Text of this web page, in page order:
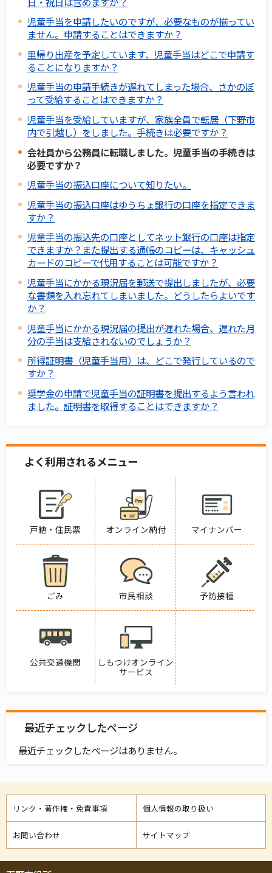
児童手当を申請したいのですが、必要なものが揃ってい
ません。申請することはできますか？
里帰り出産を予定しています、児童手当はどこで申請す
ることになりますか？
児童手当の申請手続きが遅れてしまった場合、さかのぼ
って受給することはできますか？
児童手当を受給していますが、家族全員で転居（下野市
内で引越し）をしました。手続きは必要ですか？
会社員から公務員に転職しました。児童手当の手続きは
必要ですか？
児童手当の振込口座について知りたい。
児童手当の振込口座はゆうちょ銀行の口座を指定できま
すか？
児童手当の振込先の口座としてネット銀行の口座は指定
できますか？また提出する通帳のコピーは、キャッシュ
カードのコピーで代用することは可能ですか？
児童手当にかかる現況届を郵送で提出しましたが、必要
な書類を入れ忘れてしまいました。どうしたらよいです
か？
児童手当にかかる現況届の提出が遅れた場合、遅れた月
分の手当は支給されないのでしょうか？
所得証明書（児童手当用）は、どこで発行しているので
すか？
奨学金の申請で児童手当の証明書を提出するよう言われ
ました。証明書を取得することはできますか？
よく利用されるメニュー
戸籍・住民票 オンライン納付 マイナンバー
ごみ 市民相談 予防接種
公共交通機関
しもつけオンライン
サービス
最近チェックしたページ
最近チェックしたページはありません。
リンク・著作権・免責事項 個人情報の取り扱い
お問い合わせ サイトマップ